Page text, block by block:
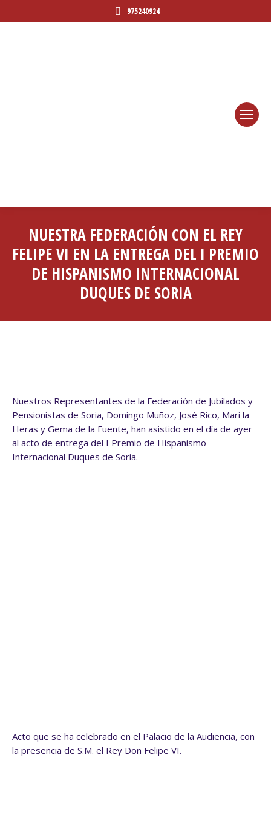
975240924
NUESTRA FEDERACIÓN CON EL REY
FELIPE VI EN LA ENTREGA DEL I PREMIO
DE HISPANISMO INTERNACIONAL
DUQUES DE SORIA
Nuestros Representantes de la Federación de Jubilados y
Pensionistas de Soria, Domingo Muñoz, José Rico, Mari la
Heras y Gema de la Fuente, han asistido en el día de ayer
al acto de entrega del I Premio de Hispanismo
Internacional Duques de Soria.
Acto que se ha celebrado en el Palacio de la Audiencia, con
la presencia de S.M. el Rey Don Felipe VI.